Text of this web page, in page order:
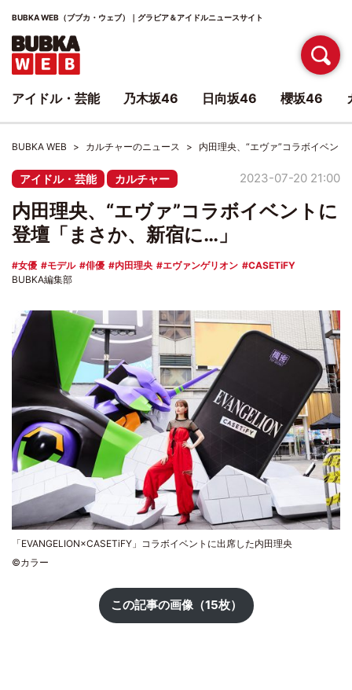
BUBKA WEB（ブブカ・ウェブ）｜グラビア＆アイドルニュースサイト
BUBKA WEB カルチャーのニュース 内田理央、“エヴァ”コラボイベン
アイドル・芸能 カルチャー 2023-07-20 21:00
内田理央、“エヴァ”コラボイベントに
登壇「まさか、新宿に…」
女優 モデル 俳優 内田理央 エヴァンゲリオン
CASETiFY
BUBKA編集部
「EVANGELION×CASETiFY」コラボイベントに出席した内田理央
©️カラー
この記事の画像（15枚）
アイドル・芸能 乃木坂46 日向坂46 櫻坂46